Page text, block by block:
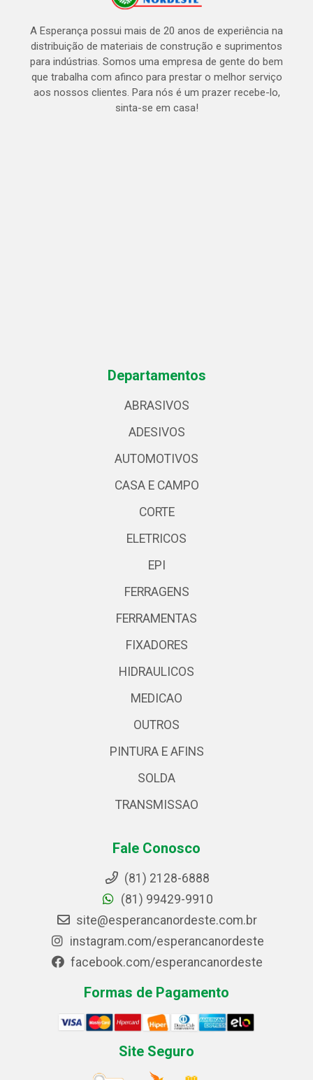
A Esperança possui mais de 20 anos de experiência na
distribuição de materiais de construção e suprimentos
para indústrias. Somos uma empresa de gente do bem
que trabalha com afinco para prestar o melhor serviço
aos nossos clientes. Para nós é um prazer recebe-lo,
sinta-se em casa!
Departamentos
ABRASIVOS
ADESIVOS
AUTOMOTIVOS
CASA E CAMPO
CORTE
ELETRICOS
EPI
FERRAGENS
FERRAMENTAS
FIXADORES
HIDRAULICOS
MEDICAO
OUTROS
PINTURA E AFINS
SOLDA
TRANSMISSAO
Fale Conosco
(81) 2128-6888
(81) 99429-9910
site@esperancanordeste.com.br
instagram.com/esperancanordeste
facebook.com/esperancanordeste
Formas de Pagamento
Site Seguro